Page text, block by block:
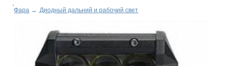
Фара → Диодный дальний и рабочий свет